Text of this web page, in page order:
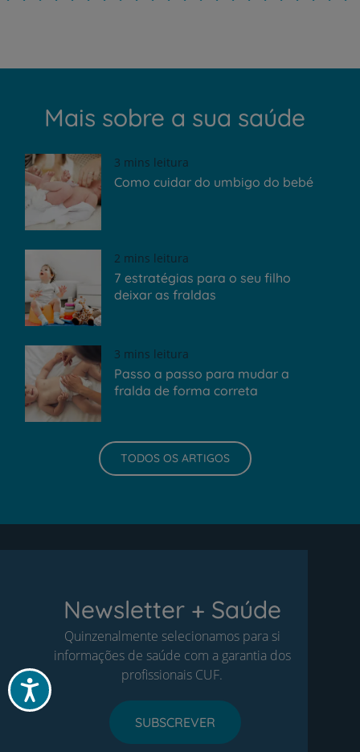
Acessibilidade
Mais sobre a sua saúde
3 mins leitura
Como cuidar do umbigo do bebé
2 mins leitura
7 estratégias para o seu filho
deixar as fraldas
3 mins leitura
Passo a passo para mudar a
fralda de forma correta
TODOS OS ARTIGOS
Newsletter + Saúde
Quinzenalmente selecionamos para si
informações de saúde com a garantia dos
profissionais CUF.
SUBSCREVER